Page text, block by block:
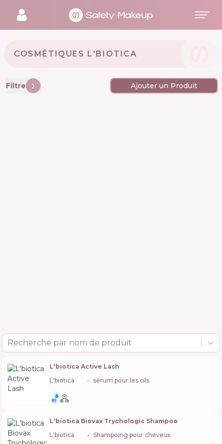
COSMÉTIQUES L'BIOTICA 🇵🇱
Filtre Ajouter un Produit
Recherche par nom de produit
L'biotica Active Lash
L'biotica
sérum pour les cils
L'biotica Biovax Trychologic Shampoo
L'biotica
Shampoing pour cheveux